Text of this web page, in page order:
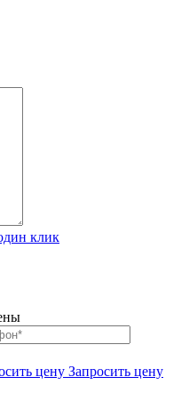
клик
Запросить цену